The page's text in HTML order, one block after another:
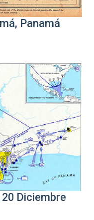
Panamá
Diciembre